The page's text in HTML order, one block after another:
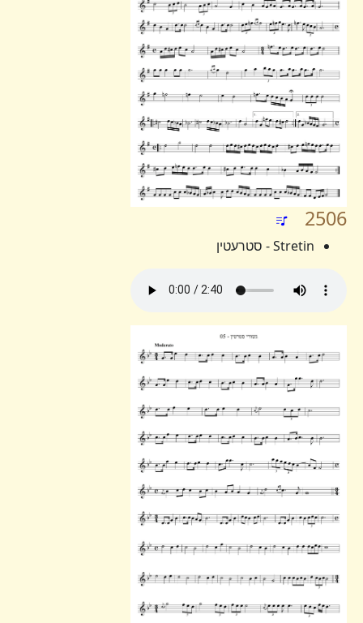
2506
Stretin - סטרעטין